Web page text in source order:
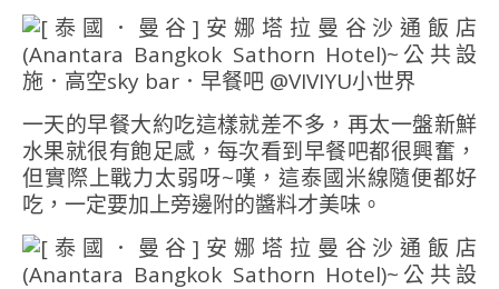
一天的早餐大約吃這樣就差不多，再太一盤新鮮
水果就很有飽足感，每次看到早餐吧都很興奮，
但實際上戰力太弱呀~嘆，這泰國米線隨便都好
吃，一定要加上旁邊附的醬料才美味。